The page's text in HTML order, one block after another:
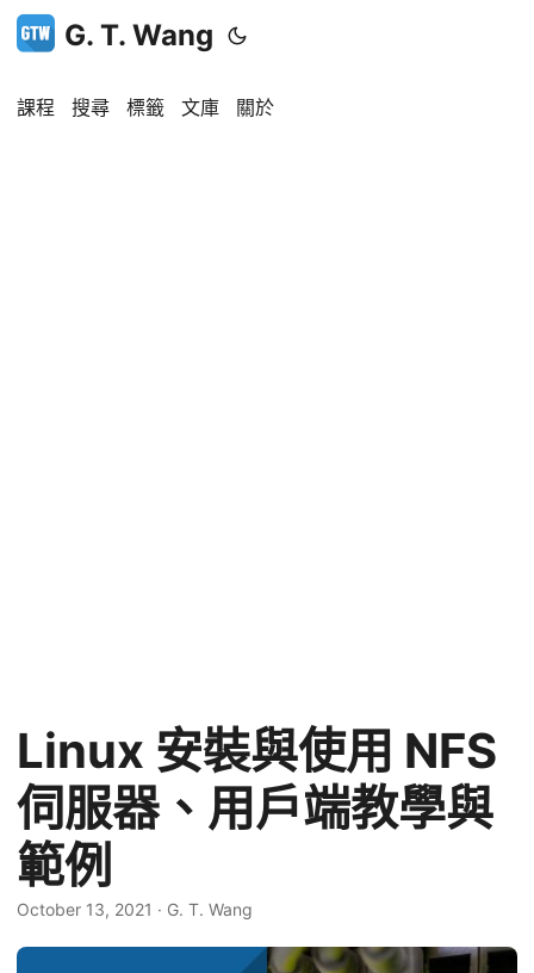
G. T. Wang
課程 搜尋 標籤 文庫 關於
Linux 安裝與使用 NFS
伺服器、用戶端教學與
範例
October 13, 2021 · G. T. Wang